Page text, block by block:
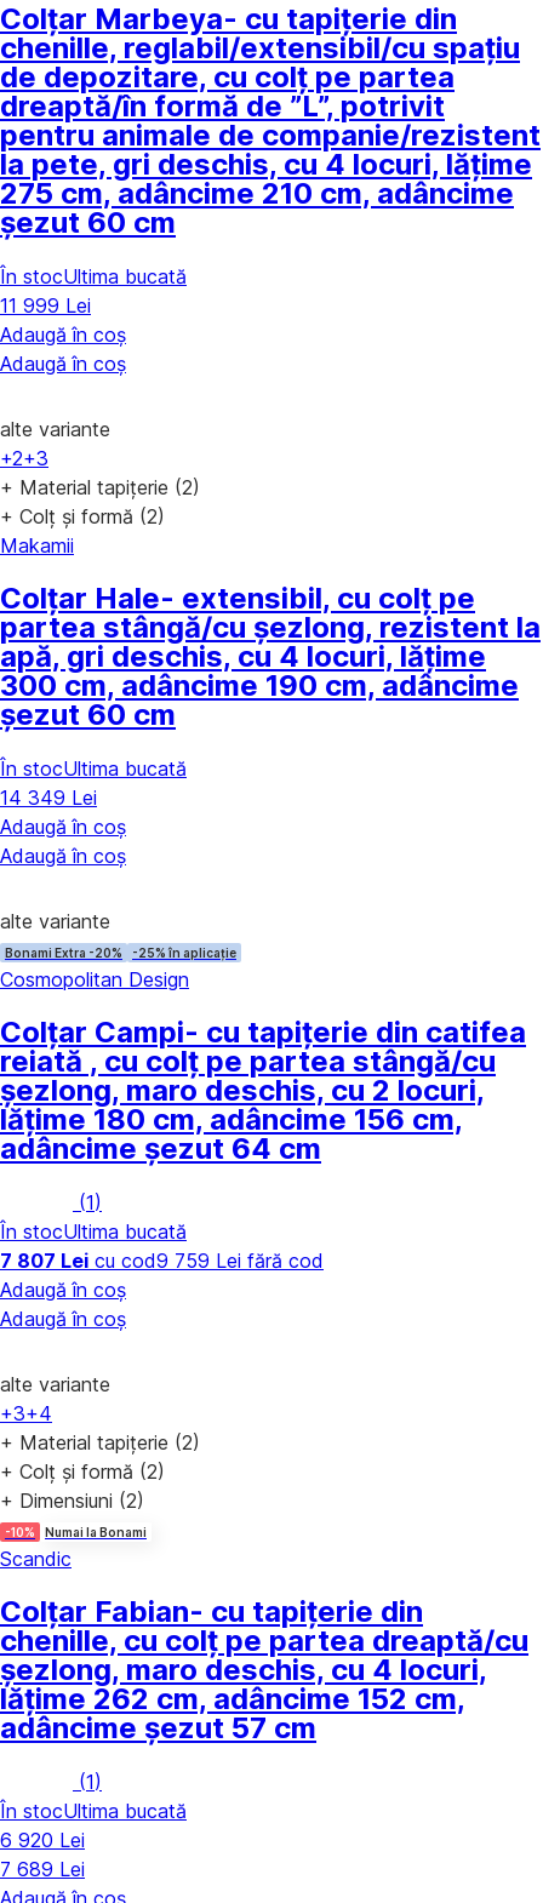
Colțar Marbeya- cu tapițerie din
chenille, reglabil/extensibil/cu spațiu
de depozitare, cu colț pe partea
dreaptă/în formă de ”L”, potrivit
pentru animale de companie/rezistent
la pete, gri deschis, cu 4 locuri, lățime
275 cm, adâncime 210 cm, adâncime
șezut 60 cm
În stocUltima bucată
11 999 Lei
Adaugă în coș
Adaugă în coș
alte variante
+2+3
+ Material tapițerie (2)
+ Colț și formă (2)
Makamii
Colțar Hale- extensibil, cu colț pe
partea stângă/cu șezlong, rezistent la
apă, gri deschis, cu 4 locuri, lățime
300 cm, adâncime 190 cm, adâncime
șezut 60 cm
În stocUltima bucată
14 349 Lei
Adaugă în coș
Adaugă în coș
alte variante
Bonami Extra -20% -25% în aplicație
Cosmopolitan Design
Colțar Campi- cu tapițerie din catifea
reiată , cu colț pe partea stângă/cu
șezlong, maro deschis, cu 2 locuri,
lățime 180 cm, adâncime 156 cm,
adâncime șezut 64 cm
(1)
În stocUltima bucată
7 807 Lei cu cod9 759 Lei fără cod
Adaugă în coș
Adaugă în coș
alte variante
+3+4
+ Material tapițerie (2)
+ Colț și formă (2)
+ Dimensiuni (2)
-10% Numai la Bonami
Scandic
Colțar Fabian- cu tapițerie din
chenille, cu colț pe partea dreaptă/cu
șezlong, maro deschis, cu 4 locuri,
lățime 262 cm, adâncime 152 cm,
adâncime șezut 57 cm
(1)
În stocUltima bucată
6 920 Lei
7 689 Lei
Adaugă în coș